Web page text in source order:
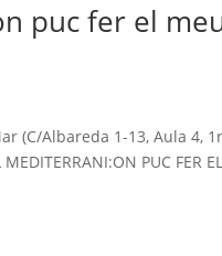
puc fer el
(C/Albareda 1-13, Aula 4,
PUC FER EL